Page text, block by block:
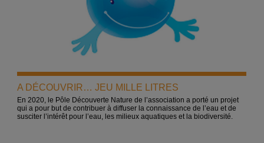
A DÉCOUVRIR… JEU MILLE LITRES
En 2020, le Pôle Découverte Nature de l’association a porté un projet
qui a pour but de contribuer à diffuser la connaissance de l’eau et de
susciter l’intérêt pour l’eau, les milieux aquatiques et la biodiversité.